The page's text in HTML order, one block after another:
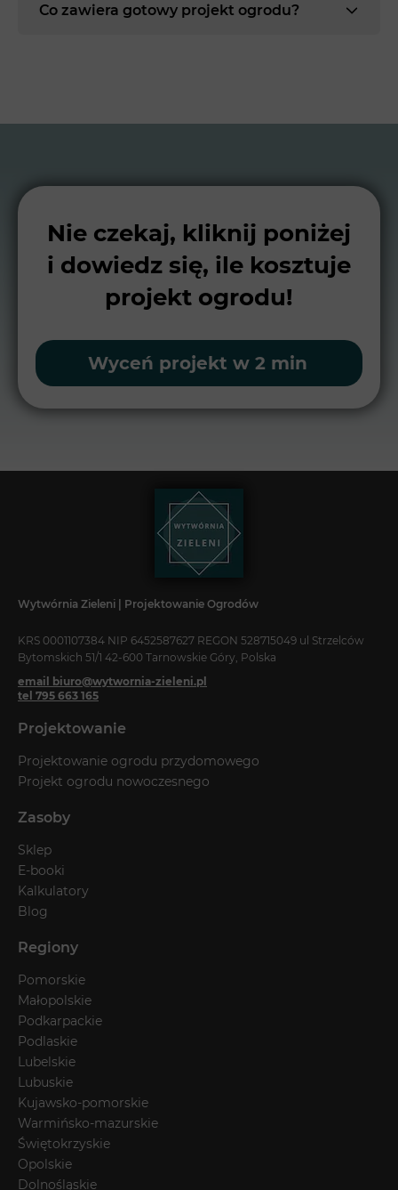
Co zawiera gotowy projekt ogrodu?
Nie czekaj, kliknij poniżej
i dowiedz się, ile kosztuje
projekt ogrodu!
Wyceń projekt w 2 min
Wytwórnia Zieleni | Projektowanie Ogrodów
KRS 0001107384 NIP 6452587627 REGON 528715049 ul Strzelców
Bytomskich 51/1 42-600 Tarnowskie Góry, Polska
email biuro@wytwornia-zieleni.pl
tel 795 663 165
Projektowanie
Projektowanie ogrodu przydomowego
Projekt ogrodu nowoczesnego
Zasoby
Sklep
E-booki
Kalkulatory
Blog
Regiony
Pomorskie
Małopolskie
Podkarpackie
Podlaskie
Lubelskie
Lubuskie
Kujawsko-pomorskie
Warmińsko-mazurskie
Świętokrzyskie
Opolskie
Dolnośląskie